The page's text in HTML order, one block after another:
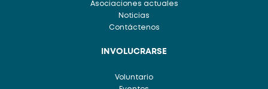
Asociaciones actuales
Noticias
Contáctenos
INVOLUCRARSE
Voluntario